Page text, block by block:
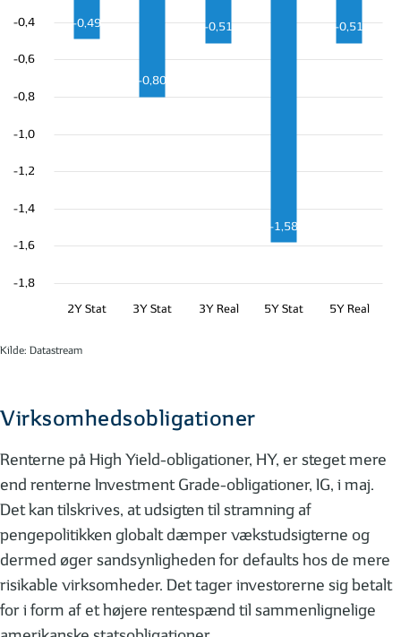
-0,49
-0,80
-0,51
-1,58
-0,51
2Y Stat 3Y Stat 3Y Real 5Y Stat 5Y Real
-1,8
-1,6
-1,4
-1,2
-1,0
-0,8
-0,6
-0,4
Kilde: Datastream
Virksomhedsobligationer
Renterne på High Yield-obligationer, HY, er steget mere
end renterne Investment Grade-obligationer, IG, i maj.
Det kan tilskrives, at udsigten til stramning af
pengepolitikken globalt dæmper vækstudsigterne og
dermed øger sandsynligheden for defaults hos de mere
risikable virksomheder. Det tager investorerne sig betalt
for i form af et højere rentespænd til sammenlignelige